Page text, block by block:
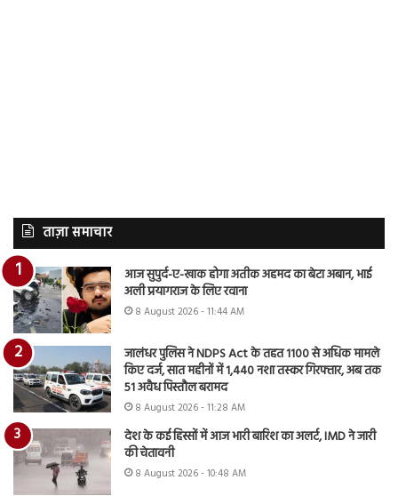
ताज़ा समाचार
आज सुपुर्द-ए-खाक होगा अतीक अहमद का बेटा अबान, भाई
अली प्रयागराज के लिए रवाना
8 August 2026 - 11:44 AM
जालंधर पुलिस ने NDPS Act के तहत 1100 से अधिक मामले
किए दर्ज, सात महीनों में 1,440 नशा तस्कर गिरफ्तार, अब तक
51 अवैध पिस्तौल बरामद
8 August 2026 - 11:28 AM
देश के कई हिस्सों में आज भारी बारिश का अलर्ट, IMD ने जारी
की चेतावनी
8 August 2026 - 10:48 AM